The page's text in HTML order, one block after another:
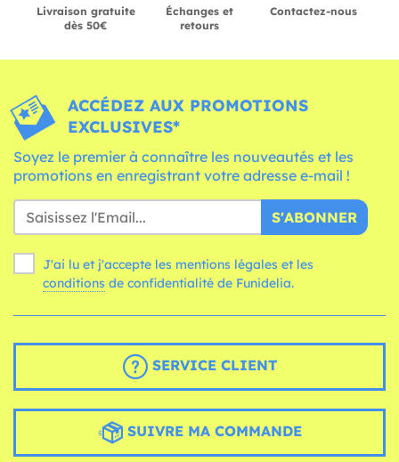
Livraison gratuite
dès 50€
Échanges et
retours
Contactez-nous
ACCÉDEZ AUX PROMOTIONS
EXCLUSIVES*
Soyez le premier à connaître les nouveautés et les
promotions en enregistrant votre adresse e-mail !
S'ABONNER
J'ai lu et j'accepte les mentions légales et les
conditions de confidentialité de Funidelia.
SERVICE CLIENT
SUIVRE MA COMMANDE